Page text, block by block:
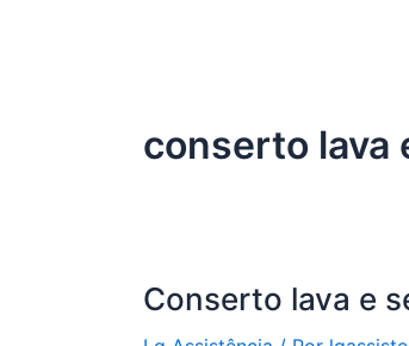
conserto lava
Conserto lava e